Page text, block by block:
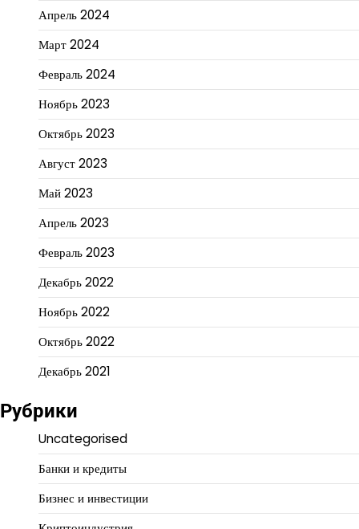
Апрель 2024
Март 2024
Февраль 2024
Ноябрь 2023
Октябрь 2023
Август 2023
Май 2023
Апрель 2023
Февраль 2023
Декабрь 2022
Ноябрь 2022
Октябрь 2022
Декабрь 2021
Рубрики
Uncategorised
Банки и кредиты
Бизнес и инвестиции